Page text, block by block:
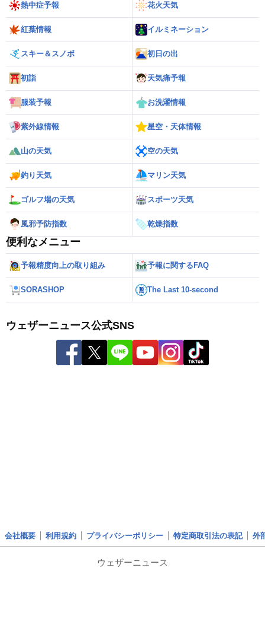
熱中症予報 花火天気
紅葉情報 イルミネーション
スキー＆スノボ 初日の出
初詣 天気痛予報
服装予報 お洗濯情報
紫外線情報 星空・天体情報
山の天気 空の天気
釣り天気 マリン天気
ゴルフ場の天気 スポーツ天気
風邪予防指数 乾燥指数
便利なメニュー
予報精度向上の取り組み 予報に関するFAQ
SORASHOP The Last 10-second
ウェザーニュース公式SNS
会社概要 利用規約 プライバシーポリシー 特定商取引法の表記 外
ウェザーニュース